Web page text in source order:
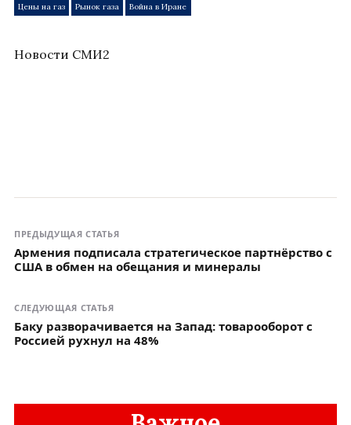
Цены на газ Рынок газа Война в Иране
Новости СМИ2
ПРЕДЫДУЩАЯ СТАТЬЯ
Армения подписала стратегическое партнёрство с
США в обмен на обещания и минералы
СЛЕДУЮЩАЯ СТАТЬЯ
Баку разворачивается на Запад: товарооборот с
Россией рухнул на 48%